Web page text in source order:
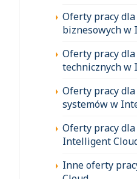
Oferty pracy
biznesowych
Oferty pracy
technicznych
Oferty pracy
systemów w
Oferty pracy
Intelligent
Inne oferty